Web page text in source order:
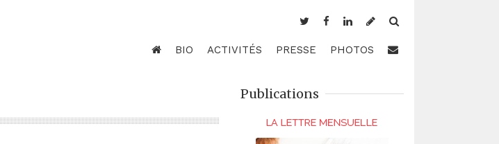
BIO ACTIVITÉS PRESSE PHOTOS
Publications